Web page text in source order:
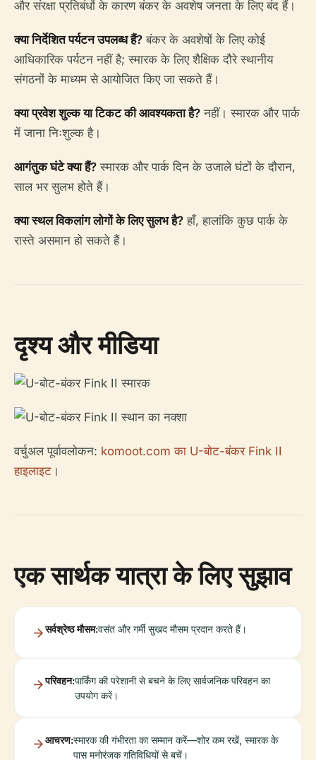
और संरक्षा प्रतिबंधों के कारण बंकर के अवशेष जनता के लिए बंद हैं।
क्या निर्देशित पर्यटन उपलब्ध हैं? बंकर के अवशेषों के लिए कोई
आधिकारिक पर्यटन नहीं है; स्मारक के लिए शैक्षिक दौरे स्थानीय
संगठनों के माध्यम से आयोजित किए जा सकते हैं।
क्या प्रवेश शुल्क या टिकट की आवश्यकता है? नहीं। स्मारक और पार्क
में जाना निःशुल्क है।
आगंतुक घंटे क्या हैं? स्मारक और पार्क दिन के उजाले घंटों के दौरान,
साल भर सुलभ होते हैं।
क्या स्थल विकलांग लोगों के लिए सुलभ है? हाँ, हालांकि कुछ पार्क के
रास्ते असमान हो सकते हैं।
दृश्य और मीडिया
वर्चुअल पूर्वावलोकन: komoot.com का U-बोट-बंकर Fink II
हाइलाइट ।
एक सार्थक यात्रा के लिए सुझाव
सर्वश्रेष्ठ मौसम:वसंत और गर्मी सुखद मौसम प्रदान करते हैं।
परिवहन:पार्किंग की परेशानी से बचने के लिए सार्वजनिक परिवहन का
उपयोग करें।
आचरण:स्मारक की गंभीरता का सम्मान करें—शोर कम रखें, स्मारक के
पास मनोरंजक गतिविधियों से बचें।